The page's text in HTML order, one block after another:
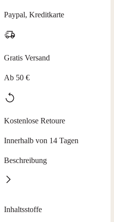
Paypal, Kreditkarte
Gratis Versand
Ab 50 €
Kostenlose Retoure
Innerhalb von 14 Tagen
Beschreibung
Es vereint kühlende Frische,
Inhaltsstoffe